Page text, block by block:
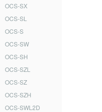
OCS-SX
OCS-SL
OCS-S
OCS-SW
OCS-SH
OCS-SZL
OCS-SZ
OCS-SZH
OCS-SWL2D